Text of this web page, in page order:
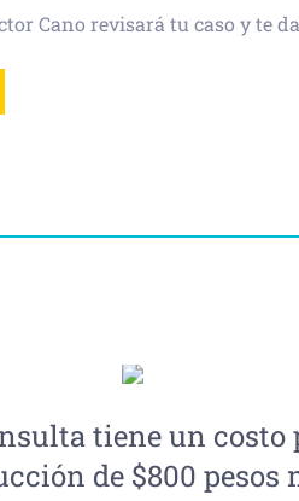
Cano revisará tu caso y te
tiene un costo
de $800 pesos